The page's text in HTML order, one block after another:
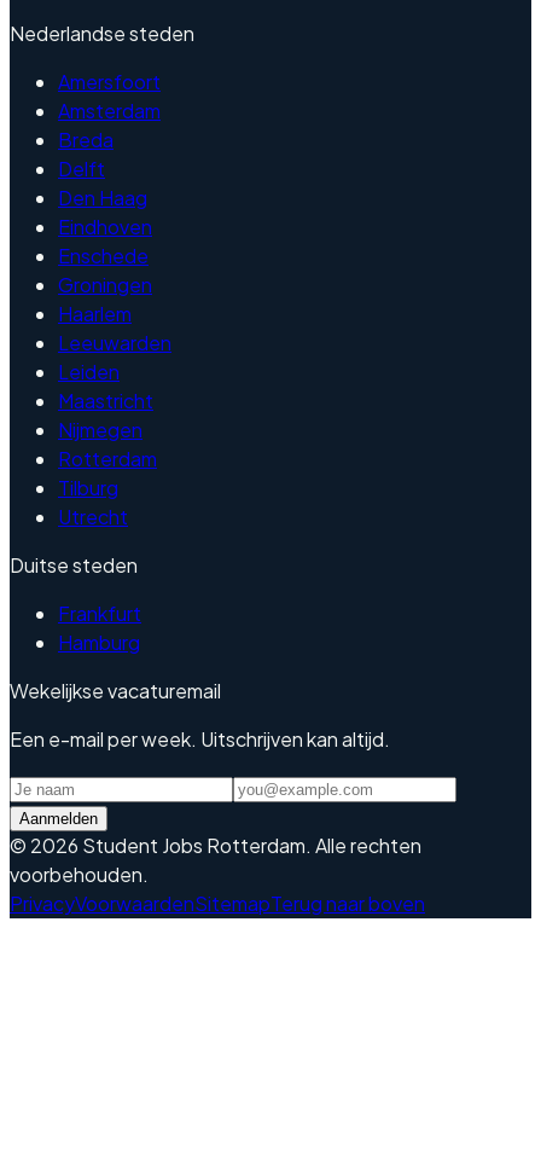
Nederlandse steden
Amersfoort
Amsterdam
Breda
Delft
Den Haag
Eindhoven
Enschede
Groningen
Haarlem
Leeuwarden
Leiden
Maastricht
Nijmegen
Rotterdam
Tilburg
Utrecht
Duitse steden
Frankfurt
Hamburg
Wekelijkse vacaturemail
Een e-mail per week. Uitschrijven kan altijd.
Aanmelden
© 2026 Student Jobs Rotterdam. Alle rechten
voorbehouden.
PrivacyVoorwaardenSitemapTerug naar boven